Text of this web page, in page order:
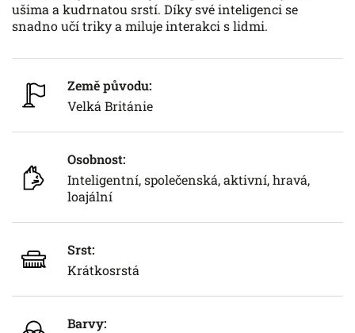
ušima a kudrnatou srstí. Díky své inteligenci se
snadno učí triky a miluje interakci s lidmi.
Země původu:
Velká Británie
Osobnost:
Inteligentní, společenská, aktivní, hravá,
loajální
Srst:
Krátkosrstá
Barvy: